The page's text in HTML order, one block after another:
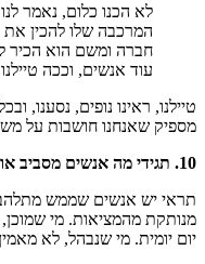
לא הכנו כלום, נאמר
המרכבה שלו להכין
חברה ומשם הוא הכיר
עוד אנשים, וככה
טיילנו, ראינו נופים, נסענו,
מספיק שאנחנו חושבות על
10. תגידי מה אנשים מסביב אומרים לך כשאת מספרת את זה?
תראי יש אנשים שממש
מנותקת מהמציאות. מי
יום יומית. מי שנבהל, לא